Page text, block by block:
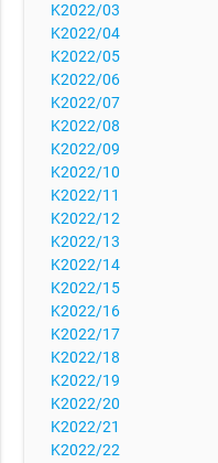
K2022/03
K2022/04
K2022/05
K2022/06
K2022/07
K2022/08
K2022/09
K2022/10
K2022/11
K2022/12
K2022/13
K2022/14
K2022/15
K2022/16
K2022/17
K2022/18
K2022/19
K2022/20
K2022/21
K2022/22